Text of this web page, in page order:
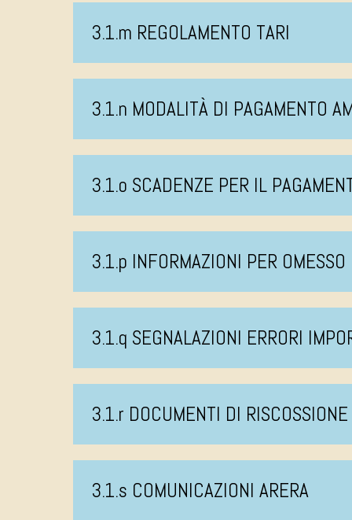
3.1.m REGOLAMENTO TARI
3.1.n MODALITÀ DI PAGAMENTO
3.1.o SCADENZE PER IL
3.1.p INFORMAZIONI PER OMESSO
3.1.q SEGNALAZIONI ERRORI
3.1.r DOCUMENTI DI
3.1.s COMUNICAZIONI ARERA